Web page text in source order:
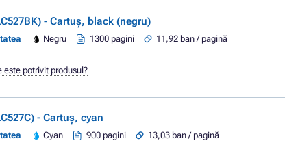
- Cartuș, black (negru)
Negru 1300 pagini
11,92 ban / pagină
este potrivit produsul?
- Cartuș, cyan
Cyan 900 pagini
13,03 ban / pagină